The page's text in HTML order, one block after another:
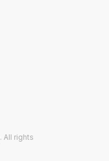
. All rights